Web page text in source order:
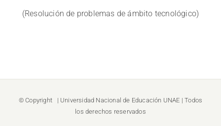
(Resolución de problemas de ámbito tecnológico)
© Copyright | Universidad Nacional de Educación UNAE | Todos
los derechos reservados